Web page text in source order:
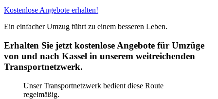
Kostenlose Angebote erhalten!
Ein einfacher Umzug führt zu einem besseren Leben.
Erhalten Sie jetzt kostenlose Angebote für Umzüge
von und nach Kassel in unserem weitreichenden
Transportnetzwerk.
Unser Transportnetzwerk bedient diese Route
regelmäßig.